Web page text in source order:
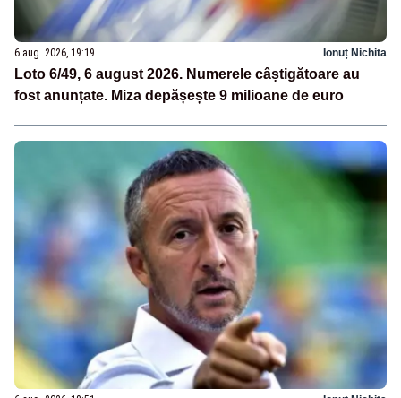
6 aug. 2026, 19:19 Ionuț Nichita
Loto 6/49, 6 august 2026. Numerele câștigătoare au
fost anunțate. Miza depășește 9 milioane de euro